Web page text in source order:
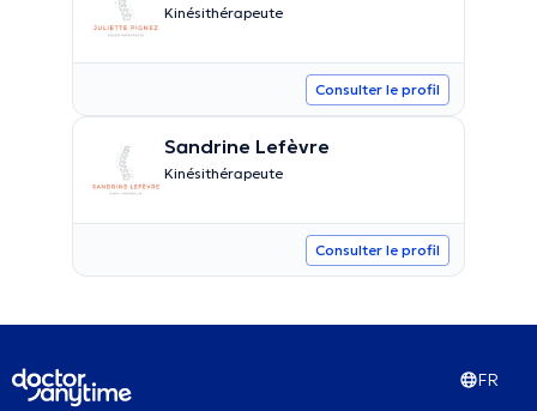
Kinésithérapeute
Consulter le profil
Sandrine Lefèvre
Kinésithérapeute
Consulter le profil
FR